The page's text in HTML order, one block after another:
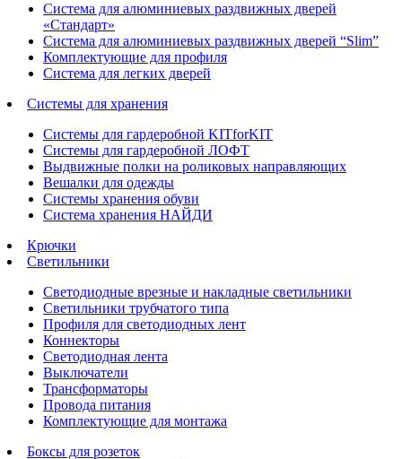
Система для алюминиевых раздвижных дверей
«Стандарт»
Система для алюминиевых раздвижных дверей “Slim”
Комплектующие для профиля
Система для легких дверей
Системы для хранения
Системы для гардеробной KITforKIT
Системы для гардеробной ЛОФТ
Выдвижные полки на роликовых направляющих
Вешалки для одежды
Системы хранения обуви
Система хранения НАЙДИ
Крючки
Светильники
Светодиодные врезные и накладные светильники
Светильники трубчатого типа
Профиля для светодиодных лент
Коннекторы
Светодиодная лента
Выключатели
Трансформаторы
Провода питания
Комплектующие для монтажа
Боксы для розеток